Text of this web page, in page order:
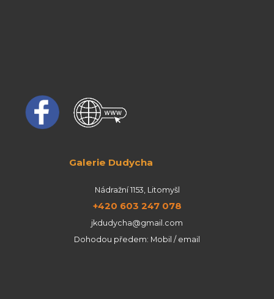
Galerie Dudycha
Nádražní 1153, Litomyšl
+420 603 247 078
jkdudycha@gmail.com
Dohodou předem: Mobil / email